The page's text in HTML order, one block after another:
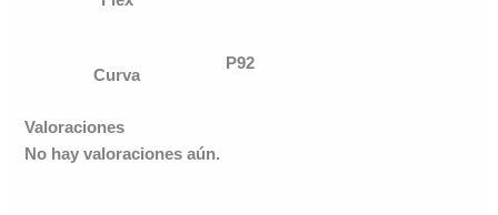
Curva
P92
Valoraciones
No hay valoraciones aún.